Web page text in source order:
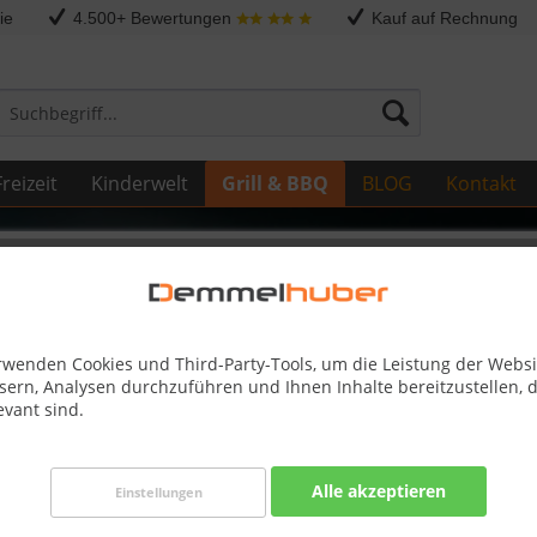
4.500+ Bewertungen Kauf auf Rechnung
Kinderwelt Grill & BBQ BLOG Kontakt
Cookies und Third-Party-Tools, um die Leistung der
Analysen durchzuführen und Ihnen Inhalte bereitzustellen,
sind.
Einstellungen Alle akzeptieren
700 21 AG13 #N100-9999